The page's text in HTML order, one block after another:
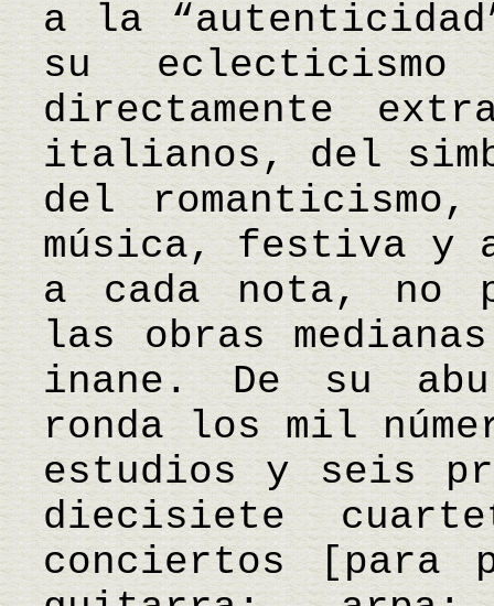
a la
su eclecticismo
directamente
italianos, del
del
música, festiva y
a cada nota, no
las obras
inane. De su
ronda los mil
estudios y seis
diecisiete
conciertos